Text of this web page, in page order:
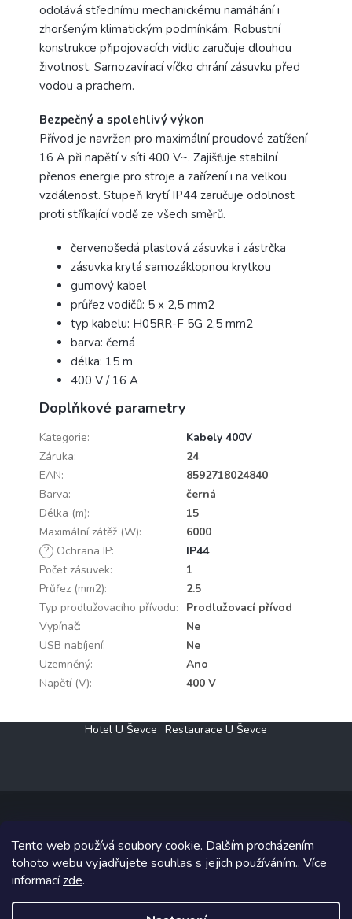
Tento web používá soubory cookie. Dalším procházením
tohoto webu vyjadřujete souhlas s jejich používáním.. Více
informacízde.
odolává střednímu mechanickému namáhání i
zhoršeným klimatickým podmínkám. Robustní
konstrukce připojovacích vidlic zaručuje dlouhou
životnost. Samozavírací víčko chrání zásuvku před
vodou a prachem.
Bezpečný a spolehlivý výkon
Přívod je navržen pro maximální proudové zatížení
16 A při napětí v síti 400 V~. Zajišťuje stabilní
přenos energie pro stroje a zařízení i na velkou
vzdálenost. Stupeň krytí IP44 zaručuje odolnost
proti stříkající vodě ze všech směrů.
červenošedá plastová zásuvka i zástrčka
zásuvka krytá samozáklopnou krytkou
gumový kabel
průřez vodičů: 5 x 2,5 mm2
typ kabelu: H05RR-F 5G 2,5 mm2
barva: černá
délka: 15 m
400 V / 16 A
Doplňkové parametry
Kategorie:
Kabely 400V
Záruka:
24
EAN:
8592718024840
Barva:
černá
Délka (m):
15
Maximální zátěž (W):
6000
? Ochrana IP:
IP44
Počet zásuvek:
1
Průřez (mm2):
2.5
Typ prodlužovacího přívodu:
Prodlužovací přívod
Vypínač:
Ne
USB nabíjení:
Ne
Uzemněný:
Ano
Napětí (V): 400 V
Hotel U Ševce Restaurace U Ševce
Copyright 2026Elektro Klesný s.r.o.. Všechna práva vyhrazena.
Grafický návrh vytvořil a na Shoptet implementoval
Shoptetak.cz.